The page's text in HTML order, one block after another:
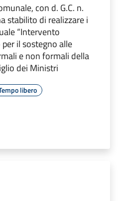
con d. G.C. n.
stabilito di realizzare i
“Intervento
il sostegno alle
e non formali della
dei Ministri
libero